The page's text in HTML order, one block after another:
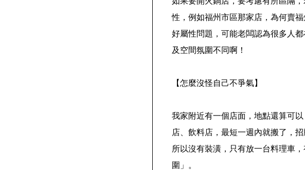
性，例如福州市區那家店，為何賣
好屬性問題，可能老闆認為很多人
及空間氛圍不同啊！
【怎麼沒怪自己不爭氣】
我家附近有一個店面，地點還算可
店、飲料店，最短一週內就搬了，
所以沒有裝潢，只有放一台料理車
圍」。